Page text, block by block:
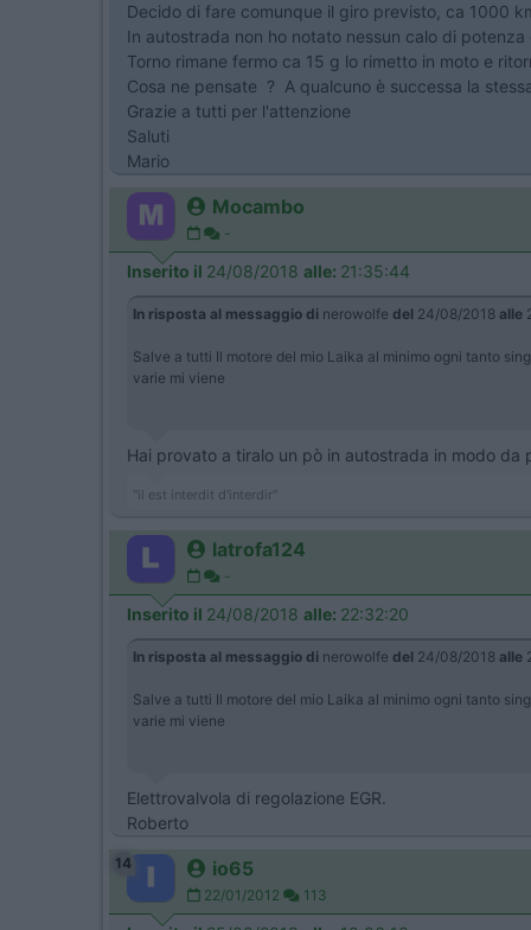
Decido di fare comunque il giro previsto, ca 1000
In autostrada non ho notato nessun calo di potenza
Torno rimane fermo ca 15 g lo rimetto in moto e
Cosa ne pensate ? A qualcuno è successa la
Grazie a tutti per l'attenzione
Saluti
Mario
Mocambo
-
Inserito il 24/08/2018 alle: 21:35:44
In risposta al messaggio di nerowolfe del 24/08/2018 alle
Salve a tutti Il motore del mio Laika al minimo ogni tanto
varie mi viene
Hai provato a tiralo un pò in autostrada in modo da
"il est interdit d'interdir"
latrofa124
-
Inserito il 24/08/2018 alle: 22:32:20
In risposta al messaggio di nerowolfe del 24/08/2018 alle
Salve a tutti Il motore del mio Laika al minimo ogni tanto
varie mi viene
Elettrovalvola di regolazione EGR.
Roberto
14 io65
22/01/2012 113